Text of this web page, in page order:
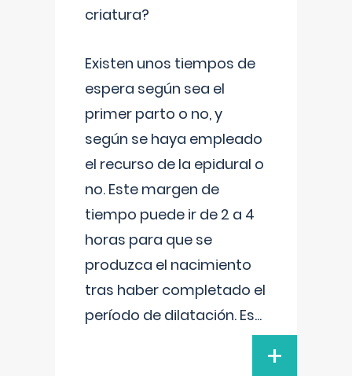
criatura?
Existen unos tiempos de
espera según sea el
primer parto o no, y
según se haya empleado
el recurso de la epidural o
no. Este margen de
tiempo puede ir de 2 a 4
horas para que se
produzca el nacimiento
tras haber completado el
período de dilatación. Es...
+